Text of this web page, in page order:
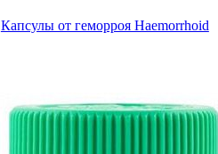
Капсулы от геморроя Haemorrhoid